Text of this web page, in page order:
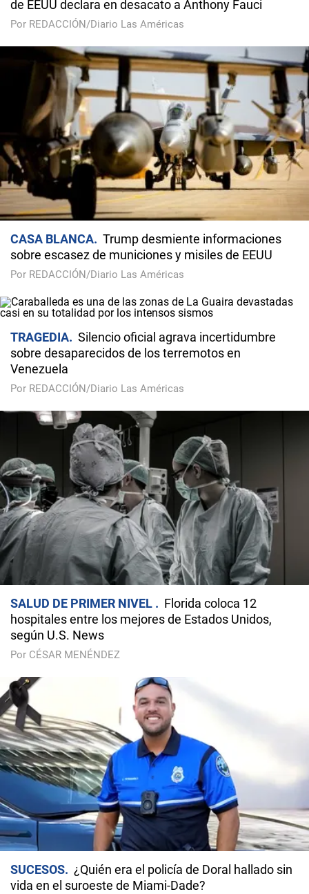
de EEUU declara en desacato a Anthony Fauci
Por REDACCIÓN/Diario Las Américas
CASA BLANCA
Trump desmiente informaciones
sobre escasez de municiones y misiles de EEUU
Por REDACCIÓN/Diario Las Américas
TRAGEDIA
Silencio oficial agrava incertidumbre
sobre desaparecidos de los terremotos en
Venezuela
Por REDACCIÓN/Diario Las Américas
SALUD DE PRIMER NIVEL
Florida coloca 12
hospitales entre los mejores de Estados Unidos,
según U.S. News
Por CÉSAR MENÉNDEZ
SUCESOS
¿Quién era el policía de Doral hallado sin
vida en el suroeste de Miami-Dade?